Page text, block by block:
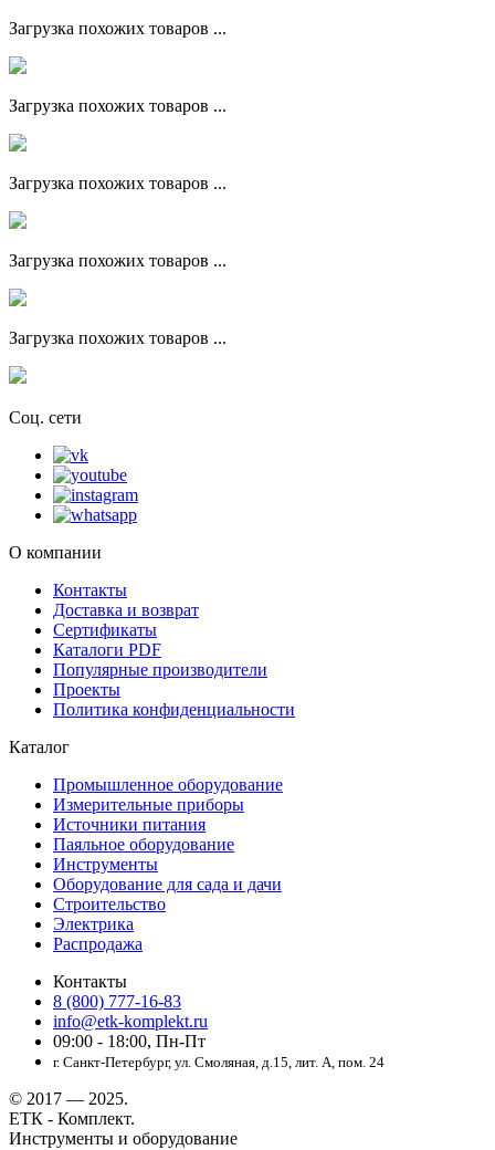
Загрузка похожих товаров ...
Загрузка похожих товаров ...
Загрузка похожих товаров ...
Загрузка похожих товаров ...
Загрузка похожих товаров ...
Соц. сети
О компании
Контакты
Доставка и возврат
Сертификаты
Каталоги PDF
Популярные производители
Проекты
Политика конфиденциальности
Каталог
Промышленное оборудование
Измерительные приборы
Источники питания
Паяльное оборудование
Инструменты
Оборудование для сада и дачи
Строительство
Электрика
Распродажа
Контакты
8 (800) 777-16-83
info@etk-komplekt.ru
09:00 - 18:00, Пн-Пт
г. Санкт-Петербург, ул. Смоляная, д.15, лит. А, пом. 24
© 2017 — 2025.
ЕТК - Комплект.
Инструменты и оборудование